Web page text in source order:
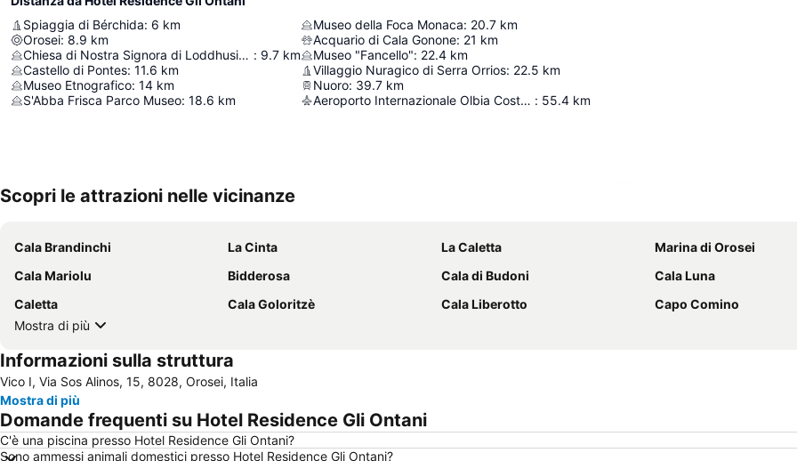
Spiaggia di Bérchida: 6 km
Orosei: 8.9 km
Chiesa di Nostra Signora di Loddhusio (rovine) : 9.7 km
Castello di Pontes: 11.6 km
Museo Etnografico: 14 km
S'Abba Frisca Parco Museo: 18.6 km
Museo della Foca Monaca: 20.7 km
Acquario di Cala Gonone: 21 km
Museo "Fancello": 22.4 km
Villaggio Nuragico di Serra Orrios: 22.5 km
Nuoro: 39.7 km
Aeroporto Internazionale Olbia Costa Smeralda : 55.4 km
Scopri le attrazioni nelle vicinanze
Cala Brandinchi La Cinta La Caletta
Marina di Orosei
Cala Mariolu
Bidderosa Cala di Budoni
Cala Luna
Caletta
Cala Goloritzè Cala Liberotto
Capo Comino
Mostra di più
Informazioni sulla struttura
Vico I, Via Sos Alinos, 15, 8028, Orosei, Italia
Mostra di più
Domande frequenti su Hotel Residence Gli Ontani
C'è una piscina presso Hotel Residence Gli Ontani?
Sono ammessi animali domestici presso Hotel Residence Gli Ontani?